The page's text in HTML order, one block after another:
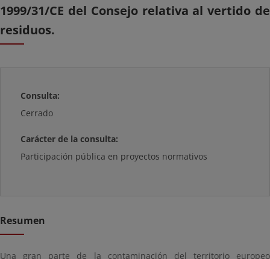
1999/31/CE del Consejo relativa al vertido de
residuos.
Consulta:
Cerrado
Carácter de la consulta:
Participación pública en proyectos normativos
Resumen
Una gran parte de la contaminación del territorio europeo